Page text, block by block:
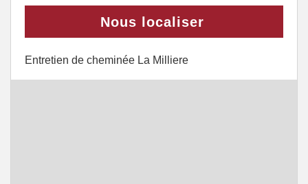
Nous localiser
Entretien de cheminée La Milliere